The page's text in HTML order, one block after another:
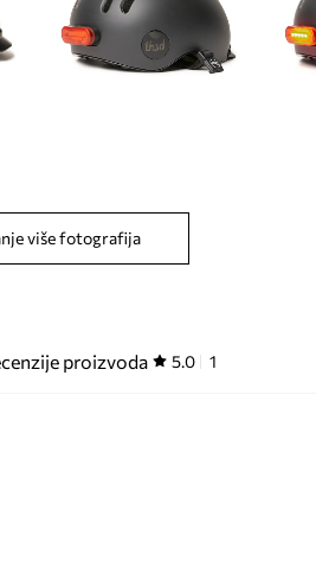
više fotografija
proizvoda 5.0 1